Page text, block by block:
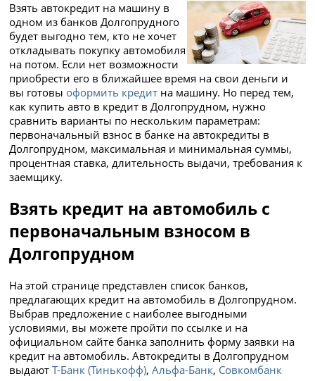
Взять автокредит на машину в
одном из банков Долгопрудного
будет выгодно тем, кто не хочет
откладывать покупку автомобиля
на потом. Если нет возможности
приобрести его в ближайшее время на свои деньги и
вы готовы оформить кредит на машину. Но перед тем,
как купить авто в кредит в Долгопрудном, нужно
сравнить варианты по нескольким параметрам:
первоначальный взнос в банке на автокредиты в
Долгопрудном, максимальная и минимальная суммы,
процентная ставка, длительность выдачи, требования к
заемщику.
Взять кредит на автомобиль с
первоначальным взносом в
Долгопрудном
На этой странице представлен список банков,
предлагающих кредит на автомобиль в Долгопрудном.
Выбрав предложение с наиболее выгодными
условиями, вы можете пройти по ссылке и на
официальном сайте банка заполнить форму заявки на
кредит на автомобиль. Автокредиты в Долгопрудном
выдаютТ-Банк (Тинькофф),Альфа-Банк, Совкомбанк